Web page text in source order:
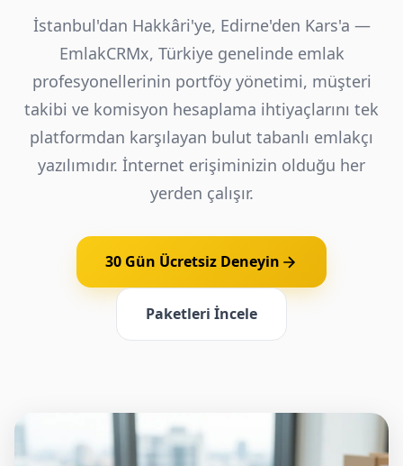
İstanbul'dan Hakkâri'ye, Edirne'den Kars'a —
EmlakCRMx, Türkiye genelinde emlak
profesyonellerinin portföy yönetimi, müşteri
takibi ve komisyon hesaplama ihtiyaçlarını tek
platformdan karşılayan bulut tabanlı emlakçı
yazılımıdır. İnternet erişiminizin olduğu her
yerden çalışır.
30 Gün Ücretsiz Deneyin
Paketleri İncele